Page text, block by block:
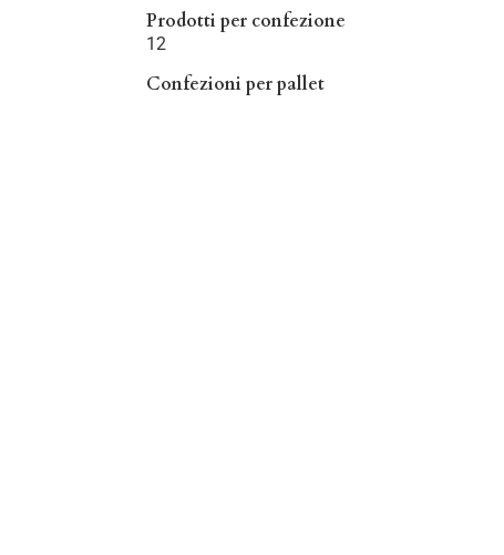
Prodotti per confezione
12
Confezioni per pallet